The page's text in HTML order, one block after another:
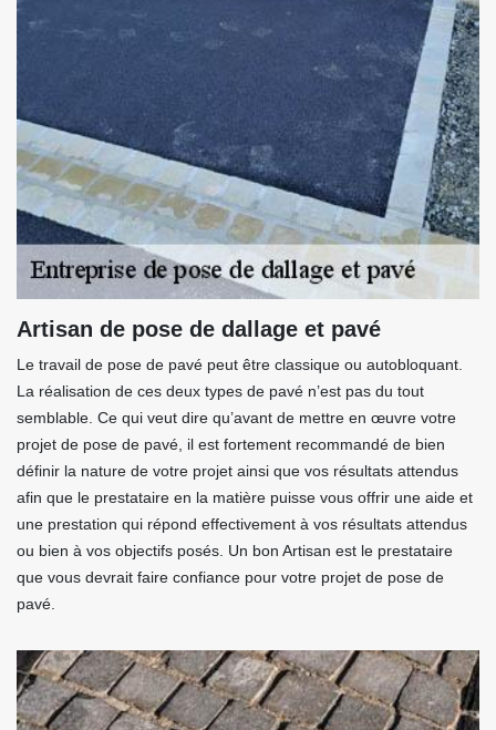
Artisan de pose de dallage et pavé
Le travail de pose de pavé peut être classique ou autobloquant.
La réalisation de ces deux types de pavé n’est pas du tout
semblable. Ce qui veut dire qu’avant de mettre en œuvre votre
projet de pose de pavé, il est fortement recommandé de bien
définir la nature de votre projet ainsi que vos résultats attendus
afin que le prestataire en la matière puisse vous offrir une aide et
une prestation qui répond effectivement à vos résultats attendus
ou bien à vos objectifs posés. Un bon Artisan est le prestataire
que vous devrait faire confiance pour votre projet de pose de
pavé.